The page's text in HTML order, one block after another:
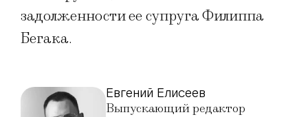
задолженности ее супруга Филиппа
Бегака.
Евгений Елисеев
Выпускающий редактор